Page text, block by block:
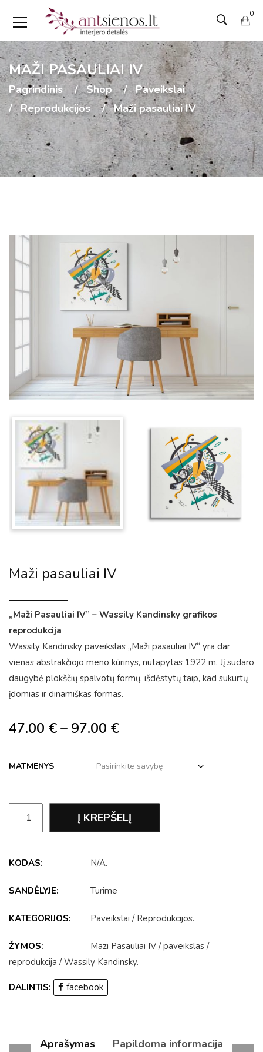
0
MAŽI PASAULIAI IV
Pagrindinis Shop
Paveikslai
Reprodukcijos
Maži pasauliai IV
Maži pasauliai IV
„Maži Pasauliai IV” – Wassily Kandinsky grafikos
reprodukcija
Wassily Kandinsky paveikslas „Maži pasauliai IV“ yra dar
vienas abstrakčiojo meno kūrinys, nutapytas 1922 m. Jį sudaro
daugybė plokščių spalvotų formų, išdėstytų taip, kad sukurtų
įdomias ir dinamiškas formas.
47.00 €– 97.00 €
MATMENYS
Į KREPŠELĮ
KODAS: N/A.
SANDĖLYJE: Turime
KATEGORIJOS: Paveikslai / Reprodukcijos.
ŽYMOS: Mazi Pasauliai IV /paveikslas /
reprodukcija /Wassily Kandinsky.
DALINTIS: facebook
Aprašymas Papildoma informacija